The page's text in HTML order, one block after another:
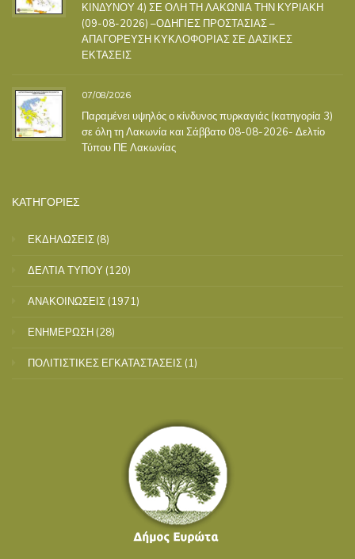
ΚΙΝΔΥΝΟΥ 4) ΣΕ ΟΛΗ ΤΗ ΛΑΚΩΝΙΑ ΤΗΝ ΚΥΡΙΑΚΗ
(09-08-2026) –ΟΔΗΓΙΕΣ ΠΡΟΣΤΑΣΙΑΣ –
ΑΠΑΓΟΡΕΥΣΗ ΚΥΚΛΟΦΟΡΙΑΣ ΣΕ ΔΑΣΙΚΕΣ
ΕΚΤΑΣΕΙΣ
07/08/2026
Παραμένει υψηλός ο κίνδυνος πυρκαγιάς (κατηγορία 3)
σε όλη τη Λακωνία και Σάββατο 08-08-2026- Δελτίο
Τύπου ΠΕ Λακωνίας
ΚΑΤΗΓΟΡΙΕΣ
ΕΚΔΗΛΩΣΕΙΣ (8)
ΔΕΛΤΙΑ ΤΥΠΟΥ (120)
ΑΝΑΚΟΙΝΩΣΕΙΣ (1971)
ΕΝΗΜΕΡΩΣΗ (28)
ΠΟΛΙΤΙΣΤΙΚΕΣ ΕΓΚΑΤΑΣΤΑΣΕΙΣ (1)